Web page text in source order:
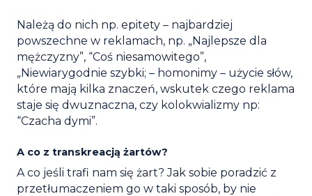
Należą do nich np. epitety – najbardziej
powszechne w reklamach, np. „Najlepsze dla
mężczyzny”, “Coś niesamowitego”,
„Niewiarygodnie szybki; – homonimy – użycie słów,
które mają kilka znaczeń, wskutek czego reklama
staje się dwuznaczna, czy kolokwializmy np:
“Czacha dymi”.
A co z transkreacją żartów?
A co jeśli trafi nam się żart? Jak sobie poradzić z
przetłumaczeniem go w taki sposób, by nie